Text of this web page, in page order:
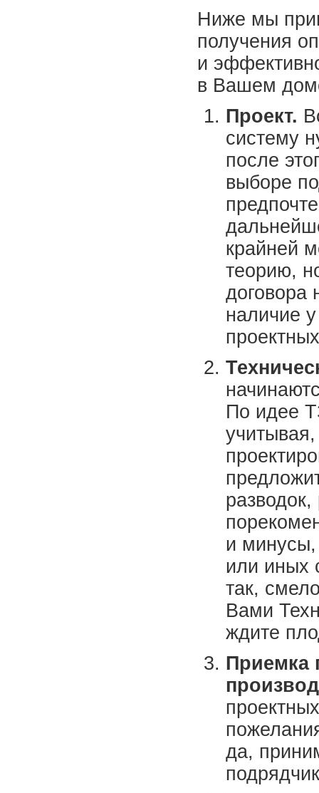
Ниже мы
получения
и
в Вашем
Проект.
систему
после
выборе
крайней
теорию,
договора
наличие
По идее
и минусы,
или иных
так,
Вами
ждите
Приемка
да,